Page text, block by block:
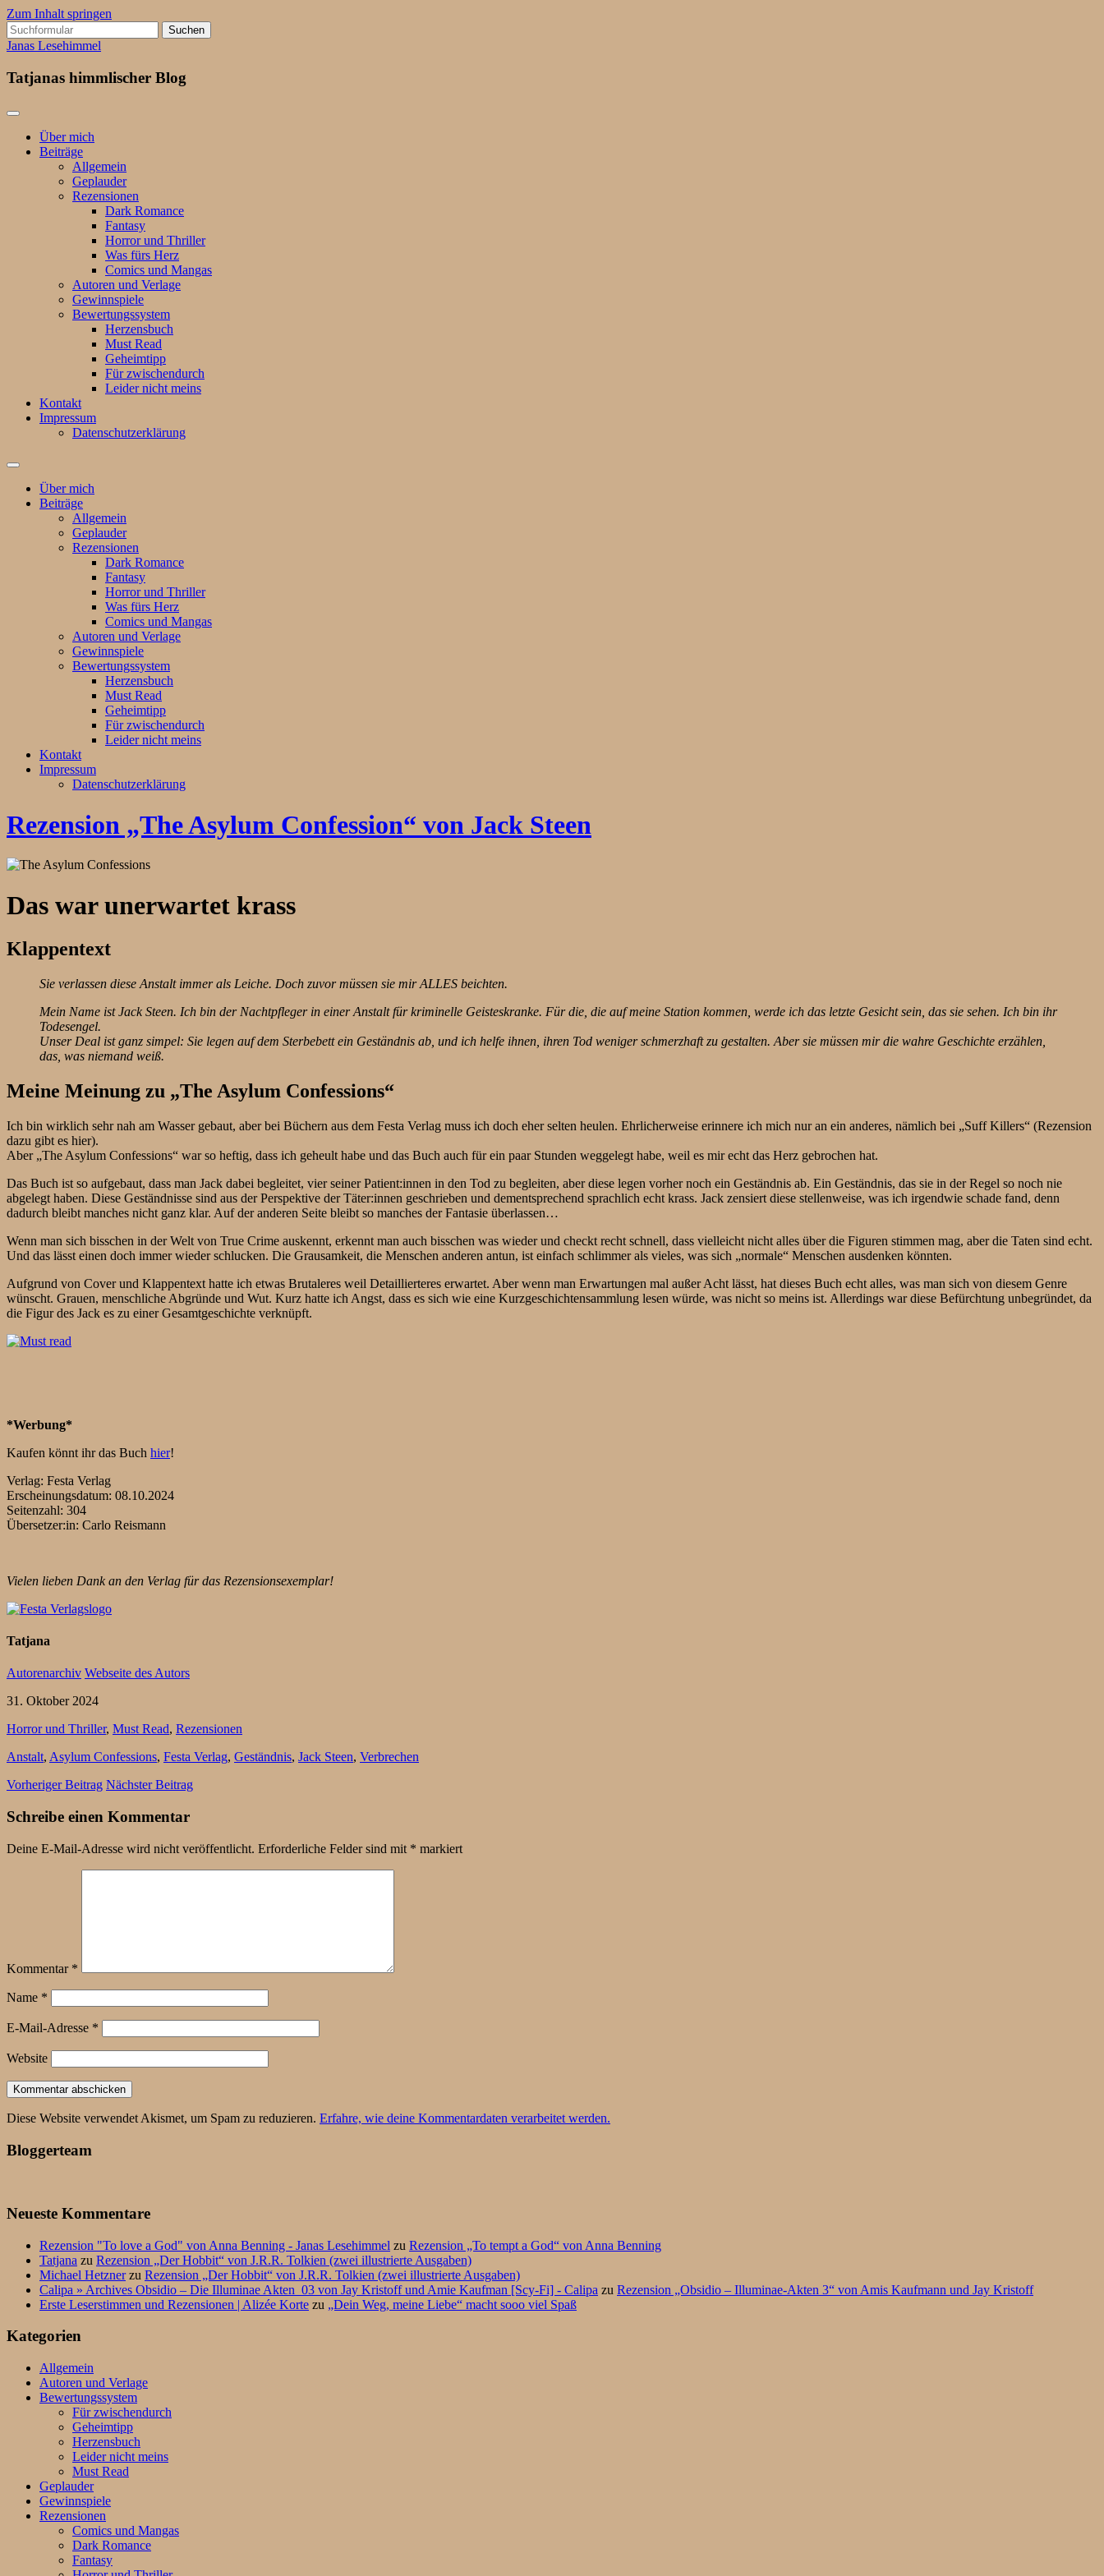
Zum Inhalt springen
Suchen
nach:
Janas Lesehimmel
Tatjanas himmlischer Blog
Über mich
Beiträge
Allgemein
Geplauder
Rezensionen
Dark Romance
Fantasy
Horror und Thriller
Was fürs Herz
Comics und Mangas
Autoren und Verlage
Gewinnspiele
Bewertungssystem
Herzensbuch
Must Read
Geheimtipp
Für zwischendurch
Leider nicht meins
Kontakt
Impressum
Datenschutzerklärung
Suchfeld
ein-/ausblenden
Über mich
Beiträge
Allgemein
Geplauder
Rezensionen
Dark Romance
Fantasy
Horror und Thriller
Was fürs Herz
Comics und Mangas
Autoren und Verlage
Gewinnspiele
Bewertungssystem
Herzensbuch
Must Read
Geheimtipp
Für zwischendurch
Leider nicht meins
Kontakt
Impressum
Datenschutzerklärung
Rezension „The Asylum Confession“ von Jack Steen
Das war unerwartet krass
Klappentext
Sie verlassen diese Anstalt immer als Leiche. Doch zuvor müssen sie mir ALLES beichten.
Mein Name ist Jack Steen. Ich bin der Nachtpfleger in einer Anstalt für kriminelle Geisteskranke. Für die, die auf meine Station kommen, werde ich das letzte Gesicht sein, das sie sehen. Ich bin ihr
Todesengel.
Unser Deal ist ganz simpel: Sie legen auf dem Sterbebett ein Geständnis ab, und ich helfe ihnen, ihren Tod weniger schmerzhaft zu gestalten. Aber sie müssen mir die wahre Geschichte erzählen,
das, was niemand weiß.
Meine Meinung zu „The Asylum Confessions“
Ich bin wirklich sehr nah am Wasser gebaut, aber bei Büchern aus dem Festa Verlag muss ich doch eher selten heulen. Ehrlicherweise erinnere ich mich nur an ein anderes, nämlich bei „Suff Killers“ (Rezension
dazu gibt es hier).
Aber „The Asylum Confessions“ war so heftig, dass ich geheult habe und das Buch auch für ein paar Stunden weggelegt habe, weil es mir echt das Herz gebrochen hat.
Das Buch ist so aufgebaut, dass man Jack dabei begleitet, vier seiner Patient:innen in den Tod zu begleiten, aber diese legen vorher noch ein Geständnis ab. Ein Geständnis, das sie in der Regel so noch nie
abgelegt haben. Diese Geständnisse sind aus der Perspektive der Täter:innen geschrieben und dementsprechend sprachlich echt krass. Jack zensiert diese stellenweise, was ich irgendwie schade fand, denn
dadurch bleibt manches nicht ganz klar. Auf der anderen Seite bleibt so manches der Fantasie überlassen…
Wenn man sich bisschen in der Welt von True Crime auskennt, erkennt man auch bisschen was wieder und checkt recht schnell, dass vielleicht nicht alles über die Figuren stimmen mag, aber die Taten sind echt.
Und das lässt einen doch immer wieder schlucken. Die Grausamkeit, die Menschen anderen antun, ist einfach schlimmer als vieles, was sich „normale“ Menschen ausdenken könnten.
Aufgrund von Cover und Klappentext hatte ich etwas Brutaleres weil Detaillierteres erwartet. Aber wenn man Erwartungen mal außer Acht lässt, hat dieses Buch echt alles, was man sich von diesem Genre
wünscht. Grauen, menschliche Abgründe und Wut. Kurz hatte ich Angst, dass es sich wie eine Kurzgeschichtensammlung lesen würde, was nicht so meins ist. Allerdings war diese Befürchtung unbegründet, da
die Figur des Jack es zu einer Gesamtgeschichte verknüpft.
*Werbung*
Kaufen könnt ihr das Buch hier!
Verlag: Festa Verlag
Erscheinungsdatum: 08.10.2024
Seitenzahl: 304
Übersetzer:in: Carlo Reismann
Vielen lieben Dank an den Verlag für das Rezensionsexemplar!
Tatjana
Autorenarchiv Webseite des Autors
31. Oktober 2024
Horror und Thriller, Must Read, Rezensionen
Anstalt, Asylum Confessions, Festa Verlag, Geständnis, Jack Steen, Verbrechen
Vorheriger Beitrag Nächster Beitrag
Schreibe einen Kommentar
Deine E-Mail-Adresse wird nicht veröffentlicht. Erforderliche Felder sind mit * markiert
Kommentar *
Name *
E-Mail-Adresse *
Website
Diese Website verwendet Akismet, um Spam zu reduzieren. Erfahre, wie deine Kommentardaten verarbeitet werden.
Bloggerteam
Neueste Kommentare
Rezension "To love a God" von Anna Benning - Janas Lesehimmel zu Rezension „To tempt a God“ von Anna Benning
Tatjana zu Rezension „Der Hobbit“ von J.R.R. Tolkien (zwei illustrierte Ausgaben)
Michael Hetznerzu Rezension „Der Hobbit“ von J.R.R. Tolkien (zwei illustrierte Ausgaben)
Calipa » Archives Obsidio – Die Illuminae Akten_03 von Jay Kristoff und Amie Kaufman [Scy-Fi] - Calipa zu Rezension „Obsidio – Illuminae-Akten 3“ von Amis Kaufmann und Jay Kristoff
Erste Leserstimmen und Rezensionen | Alizée Korte zu „Dein Weg, meine Liebe“ macht sooo viel Spaß
Kategorien
Allgemein
Autoren und Verlage
Bewertungssystem
Für zwischendurch
Geheimtipp
Herzensbuch
Leider nicht meins
Must Read
Geplauder
Gewinnspiele
Rezensionen
Comics und Mangas
Dark Romance
Fantasy